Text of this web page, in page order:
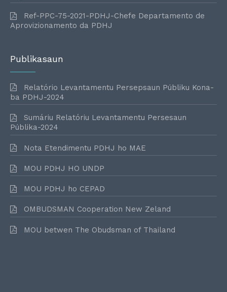
Ref-PPC-75-2021-PDHJ-Chefe Departamento de
Aprovizionamento da PDHJ
Publikasaun
Relatório Levantamentu Persepsaun Públiku Kona-
ba PDHJ-2024
Sumáriu Relatóriu Levantamentu Persesaun
Públika-2024
Nota Etendimentu PDHJ ho MAE
MOU PDHJ HO UNDP
MOU PDHJ ho CEPAD
OMBUDSMAN Cooperation New Zeland
MOU betwen The Obudsman of Thailand